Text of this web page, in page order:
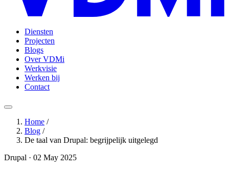
Diensten
Projecten
Blogs
Over VDMi
Werkvisie
Werken bij
Contact
Home /
Blog /
De taal van Drupal: begrijpelijk uitgelegd
Drupal · 02 May 2025